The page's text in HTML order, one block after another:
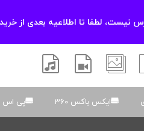
لطفا تا اطلاعیه بعدی از
والپیپر افتر افکتسموسیقی و صدا
ایکس باکس 360 پی اس 1